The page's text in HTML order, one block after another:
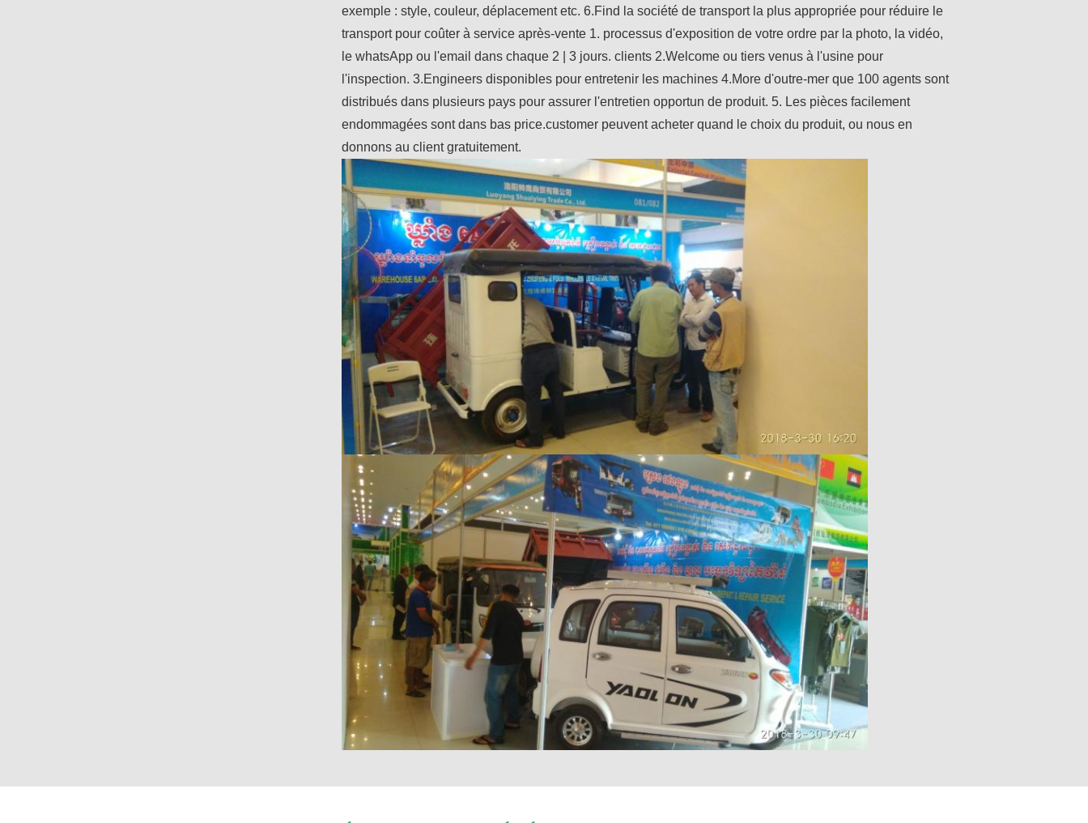
exemple : style, couleur, déplacement etc. 6.Find la société de transport la plus appropriée pour réduire le
transport pour coûter à service après-vente 1. processus d'exposition de votre ordre par la photo, la vidéo,
le whatsApp ou l'email dans chaque 2 | 3 jours. clients 2.Welcome ou tiers venus à l'usine pour
l'inspection. 3.Engineers disponibles pour entretenir les machines 4.More d'outre-mer que 100 agents sont
distribués dans plusieurs pays pour assurer l'entretien opportun de produit. 5. Les pièces facilement
endommagées sont dans bas price.customer peuvent acheter quand le choix du produit, ou nous en
donnons au client gratuitement.